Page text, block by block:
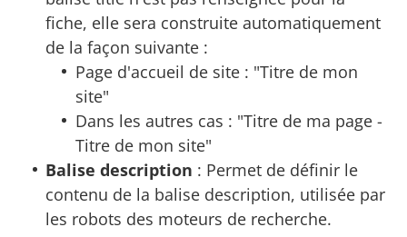
fiche, elle sera construite automatiquement
de la façon suivante :
Page d'accueil de site : "Titre de mon
site"
Dans les autres cas : "Titre de ma page -
Titre de mon site"
Balise description : Permet de définir le
contenu de la balise description, utilisée par
les robots des moteurs de recherche.